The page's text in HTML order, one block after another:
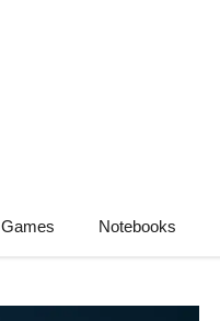
Games Notebooks